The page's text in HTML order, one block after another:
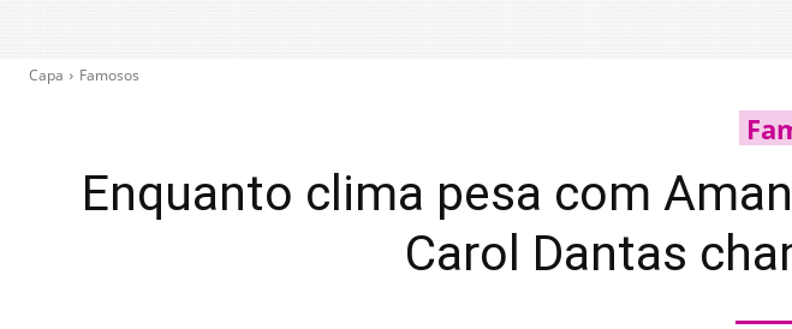
Capa Famosos
Enquanto clima pesa com
Carol Dantas